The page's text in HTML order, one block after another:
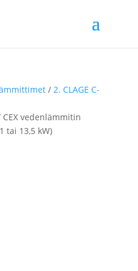
/ 2. CLAGE C-
CEX vedenlämmitin
tai 13,5 kW)